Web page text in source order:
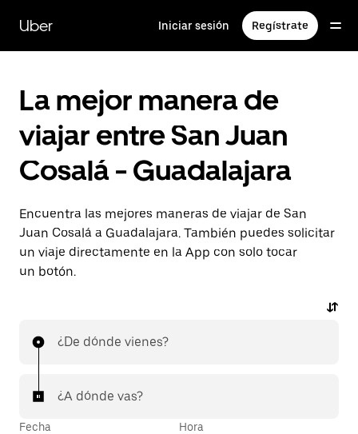
contenido
principal
Uber Iniciar sesión Regístrate
La mejor manera de
viajar entre San Juan
Cosalá - Guadalajara
Encuentra las mejores maneras de viajar de San
Juan Cosalá a Guadalajara. También puedes solicitar
un viaje directamente en la App con solo tocar
un botón.
¿De dónde vienes?
¿A dónde vas?
Fecha Hora